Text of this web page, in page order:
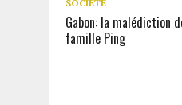
SOCIÉTÉ
Gabon: la malédiction
famille Ping